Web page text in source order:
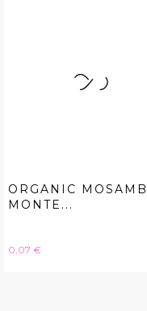
ORGANIC
MONTE...
Hinta
0,07 €